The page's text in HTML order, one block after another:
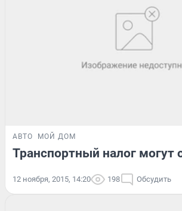
АВТО МОЙ ДОМ
Транспортный налог могут
12 ноября, 2015, 14:20 198 Обсудить